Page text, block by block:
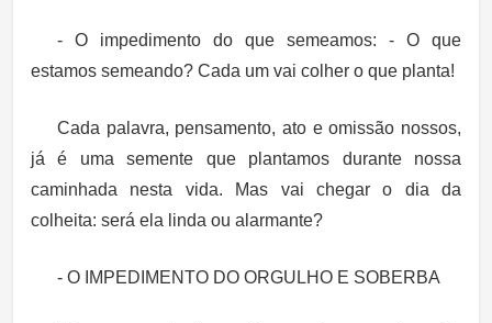
- O impedimento do que semeamos: - O que
estamos semeando? Cada um vai colher o que planta!
Cada palavra, pensamento, ato e omissão nossos,
já é uma semente que plantamos durante nossa
caminhada nesta vida. Mas vai chegar o dia da
colheita: será ela linda ou alarmante?
- O IMPEDIMENTO DO ORGULHO E SOBERBA